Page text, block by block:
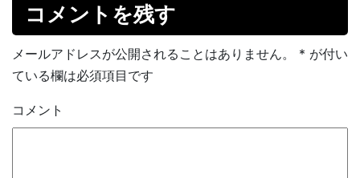
コメントを残す
メールアドレスが公開されることはありません。 * が付い
ている欄は必須項目です
コメント